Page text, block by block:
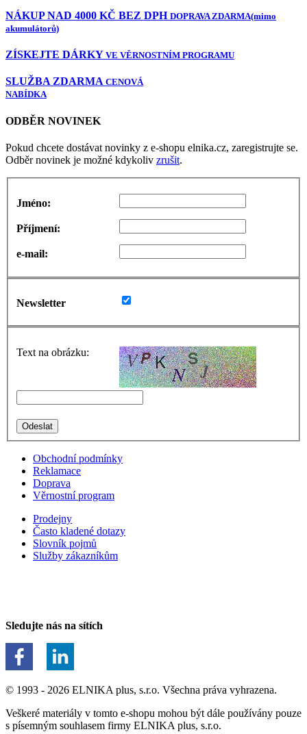
NÁKUP NAD 4000 KČ BEZ DPH DOPRAVA ZDARMA(mimo
akumulátorů)
ZÍSKEJTE DÁRKY VE VĚRNOSTNÍM PROGRAMU
SLUŽBA ZDARMA CENOVÁ
NABÍDKA
ODBĚR NOVINEK
Pokud chcete dostávat novinky z e-shopu elnika.cz, zaregistrujte se.
Odběr novinek je možné kdykoliv zrušit.
Jméno:
Příjmení:
e-mail:
Newsletter
Text na obrázku:
Obchodní podmínky
Reklamace
Doprava
Věrnostní program
Prodejny
Často kladené dotazy
Slovník pojmů
Služby zákazníkům
Sledujte nás na sítích
© 1993 - 2026 ELNIKA plus, s.r.o. Všechna práva vyhrazena.
Veškeré materiály v tomto e-shopu mohou být dále používány pouze
s písemným souhlasem firmy ELNIKA plus, s.r.o.